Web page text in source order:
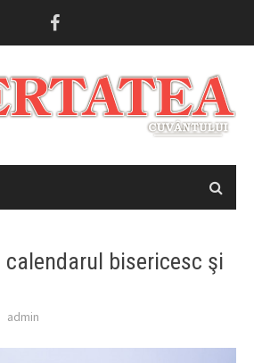
bisericesc şi
admin